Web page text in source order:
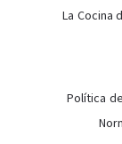
La Cocina
Política